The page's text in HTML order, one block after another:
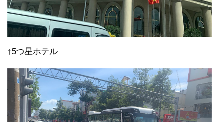
↑5つ星ホテル